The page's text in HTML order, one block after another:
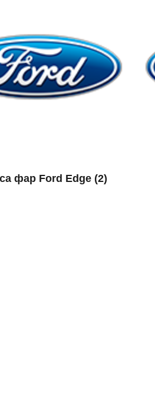
фар Ford Edge (2)